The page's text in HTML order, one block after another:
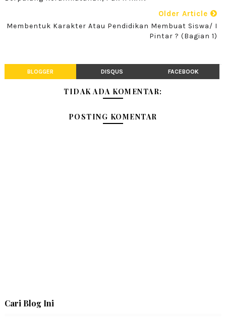
Older Article
Membentuk Karakter Atau Pendidikan Membuat Siswa/ I
Pintar ? (Bagian 1)
BLOGGER DISQUS FACEBOOK
TIDAK ADA KOMENTAR:
POSTING KOMENTAR
Cari Blog Ini